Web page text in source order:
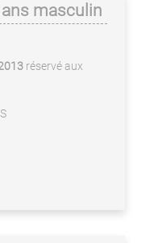
masculin
réservé aux